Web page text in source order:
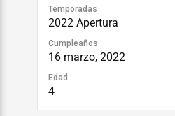
Temporadas
2022 Apertura
Cumpleaños
16 marzo, 2022
Edad
4